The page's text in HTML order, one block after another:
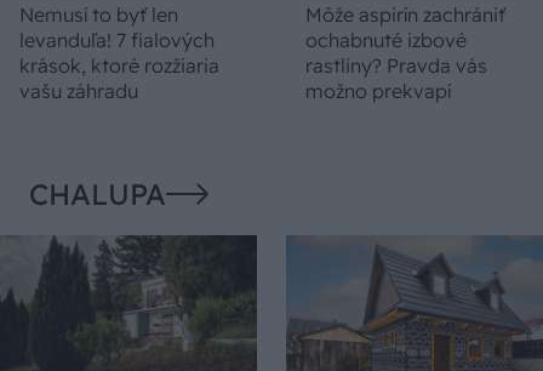
Nemusí to byť len
levanduľa! 7 fialových
krások, ktoré rozžiaria
vašu záhradu
Môže aspirín zachrániť
ochabnuté izbové
rastliny? Pravda vás
možno prekvapí
CHALUPA